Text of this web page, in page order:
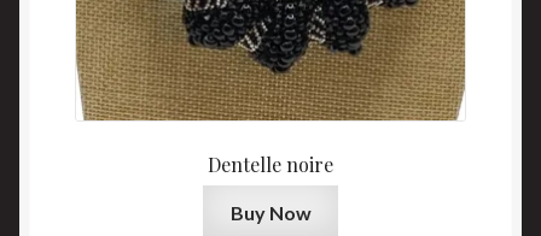
Dentelle noire
Buy Now